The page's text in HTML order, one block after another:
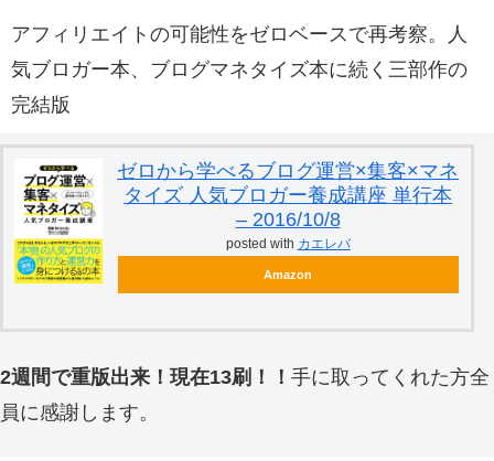
アフィリエイトの可能性をゼロベースで再考察。人
気ブロガー本、ブログマネタイズ本に続く三部作の
完結版
ゼロから学べるブログ運営×集客×マネ
タイズ 人気ブロガー養成講座 単行本
– 2016/10/8
posted with カエレバ
Amazon
2週間で重版出来！現在13刷！！ 手に取ってくれた方全
員に感謝します。